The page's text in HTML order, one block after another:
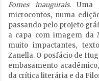
Fomes inaugurais. Uma
microcontos, numa
passando pelo projeto
a capa com imagem da
muito impactantes,
Zanella. O posfácio de
embasamento
da crítica literária e da